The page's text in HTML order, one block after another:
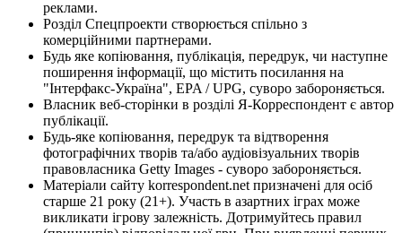
реклами.
Розділ Спецпроекти створюється спільно з
комерційними партнерами.
Будь яке копіювання, публікація, передрук, чи наступне
поширення інформації, що містить посилання на
"Інтерфакс-Україна", EPA / UPG, суворо забороняється.
Власник веб-сторінки в розділі Я-Корреспондент є автор
публікації.
Будь-яке копіювання, передрук та відтворення
фотографічних творів та/або аудіовізуальних творів
правовласника Getty Images - суворо забороняється.
Матеріали сайту korrespondent.net призначені для осіб
старше 21 року (21+). Участь в азартних іграх може
викликати ігрову залежність. Дотримуйтесь правил